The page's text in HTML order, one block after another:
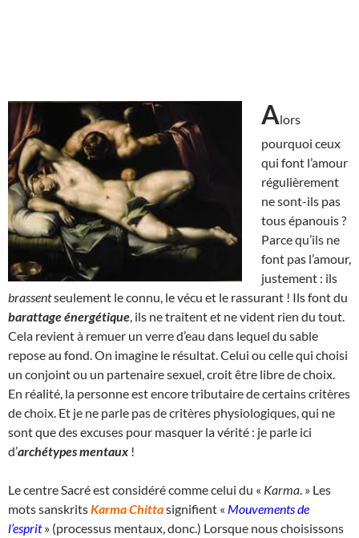
Alors
pourquoi ceux
qui font l’amour
régulièrement
ne sont-ils pas
tous épanouis ?
Parce qu’ils ne
font pas l’amour,
justement : ils
brassentseulement le connu, le vécu et le rassurant ! Ils font du
barattage énergétique , ils ne traitent et ne vident rien du tout.
Cela revient à remuer un verre d’eau dans lequel du sable
repose au fond. On imagine le résultat. Celui ou celle qui choisi
un conjoint ou un partenaire sexuel, croit être libre de choix.
En réalité, la personne est encore tributaire de certains critères
de choix. Et je ne parle pas de critères physiologiques, qui ne
sont que des excuses pour masquer la vérité : je parle ici
d’archétypes mentaux !
Le centre Sacré est considéré comme celui du « Karma . » Les
mots sanskrits Karma Chittasignifient « Mouvements de
l’esprit» (processus mentaux, donc.) Lorsque nous choisissons